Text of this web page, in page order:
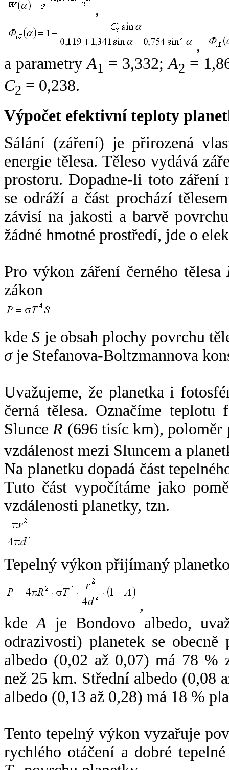
,
,
a parametryA1 = 3,332;A2 =
C2 = 0,238.
Výpočet efektivní teploty
Sálání (záření) je přirozená
energie tělesa. Těleso vydává
prostoru. Dopadne-li toto záření
se odráží a část prochází
závisí na jakosti a barvě
žádné hmotné prostředí, jde o
Pro výkon záření černého tělesa
zákon
kdeS je obsah plochy povrchu
σje Stefanova-Boltzmannova
Uvažujeme, že planetka i
černá tělesa. Označíme
SlunceR (696 tisíc km),
vzdálenost mezi Sluncem a
Na planetku dopadá část
Tuto část vypočítáme jako
vzdálenosti planetky, tzn.
Tepelný výkon přijímaný
,
kdeA je Bondovo albedo,
odrazivosti) planetek se
albedo (0,02 až 0,07) má 78 %
než 25 km. Střední albedo (0,08
albedo (0,13 až 0,28) má 18 %
Tento tepelný výkon vyzařuje
rychlého otáčení a dobré